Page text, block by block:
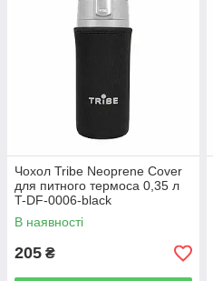
Чохол Tribe Neoprene Cover
для питного термоса 0,35 л
T-DF-0006-black
В наявності
205 ₴